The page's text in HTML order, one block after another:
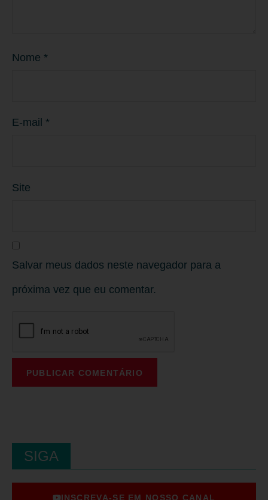
Nome *
E-mail *
Site
Salvar meus dados neste navegador para a
próxima vez que eu comentar.
SIGA
INSCREVA-SE EM NOSSO CANAL